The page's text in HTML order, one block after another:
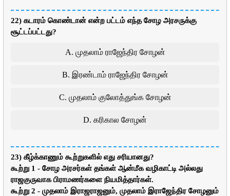
22) கடாரம் கொண்டான் என்ற பட்டம் எந்த சோழ அரசருக்கு
சூட்டப்பட்டது?
A. முதலாம் ராஜேந்திர சோழன்
B. இரண்டாம் ராஜேந்திர சோழன்
C. முதலாம் குலோத்துங்க சோழன்
D. கரிகால சோழன்
23) கீழ்க்காணும் கூற்றுகளில் எது சரியானது?
கூற்று 1 - சோழ அரசர்கள் தங்கள் ஆன்மீக வழிகாட்டி அல்லது
ராஜகுருவாக பிராமணர்களை நியமித்தார்கள்.
கூற்று 2 - முதலாம் இராஜராஜனும், முதலாம் இராஜேந்திர சோழனும்